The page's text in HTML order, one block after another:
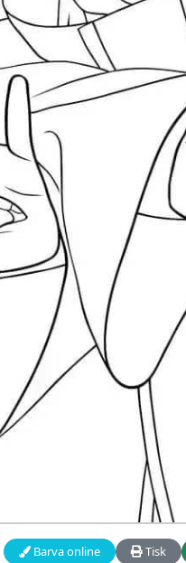
Barva online Tisk